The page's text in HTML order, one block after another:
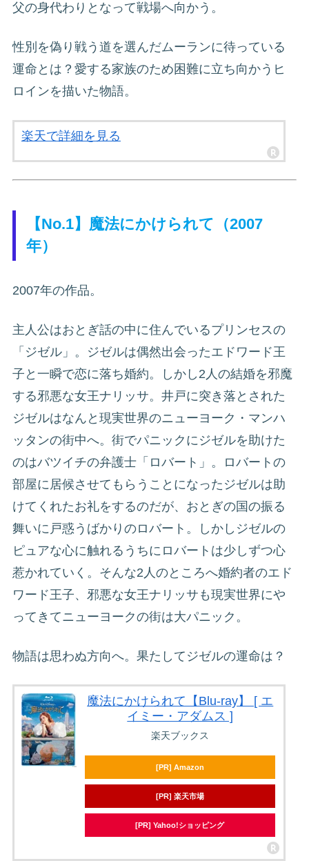
父の身代わりとなって戦場へ向かう。
性別を偽り戦う道を選んだムーランに待っている
運命とは？愛する家族のため困難に立ち向かうヒ
ロインを描いた物語。
楽天で詳細を見る
【No.1】魔法にかけられて（2007
年）
2007年の作品。
主人公はおとぎ話の中に住んでいるプリンセスの
「ジゼル」。ジゼルは偶然出会ったエドワード王
子と一瞬で恋に落ち婚約。しかし2人の結婚を邪魔
する邪悪な女王ナリッサ。井戸に突き落とされた
ジゼルはなんと現実世界のニューヨーク・マンハ
ッタンの街中へ。街でパニックにジゼルを助けた
のはバツイチの弁護士「ロバート」。ロバートの
部屋に居候させてもらうことになったジゼルは助
けてくれたお礼をするのだが、おとぎの国の振る
舞いに戸惑うばかりのロバート。しかしジゼルの
ピュアな心に触れるうちにロバートは少しずつ心
惹かれていく。そんな2人のところへ婚約者のエド
ワード王子、邪悪な女王ナリッサも現実世界にや
ってきてニューヨークの街は大パニック。
物語は思わぬ方向へ。果たしてジゼルの運命は？
魔法にかけられて【Blu-ray】 [ エ
イミー・アダムス ]
楽天ブックス
[PR] Amazon
[PR] 楽天市場
[PR] Yahoo!ショッピング